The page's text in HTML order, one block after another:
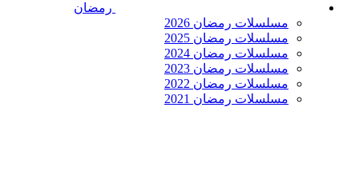
رمضان
مسلسلات رمضان 2026
مسلسلات رمضان 2025
مسلسلات رمضان 2024
مسلسلات رمضان 2023
مسلسلات رمضان 2022
مسلسلات رمضان 2021